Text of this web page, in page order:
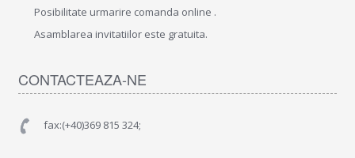
Posibilitate urmarire comanda online .
Asamblarea invitatiilor este gratuita.
CONTACTEAZA-NE
fax:(+40)369 815 324;